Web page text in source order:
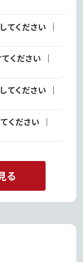
てください ｜
ください ｜
てください ｜
ください ｜
る